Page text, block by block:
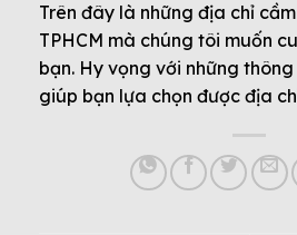
Trên đây là những địa chỉ
TPHCM mà chúng tôi muốn
bạn. Hy vọng với những
giúp bạn lựa chọn được địa